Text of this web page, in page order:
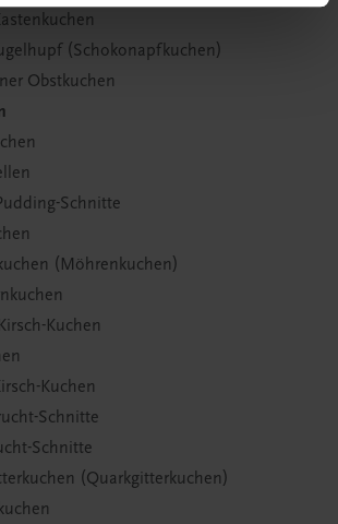
(Schokonapfkuchen)
Obstkuchen
Schnitte
(Möhrenkuchen)
Kuchen
Kuchen
Schnitte
Schnitte
(Quarkgitterkuchen)